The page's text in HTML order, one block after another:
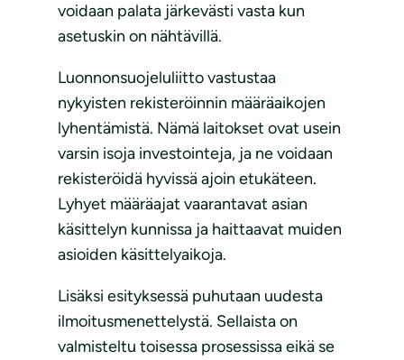
voidaan palata järkevästi vasta kun
asetuskin on nähtävillä.
Luonnonsuojeluliitto vastustaa
nykyisten rekisteröinnin määräaikojen
lyhentämistä. Nämä laitokset ovat usein
varsin isoja investointeja, ja ne voidaan
rekisteröidä hyvissä ajoin etukäteen.
Lyhyet määräajat vaarantavat asian
käsittelyn kunnissa ja haittaavat muiden
asioiden käsittelyaikoja.
Lisäksi esityksessä puhutaan uudesta
ilmoitusmenettelystä. Sellaista on
valmisteltu toisessa prosessissa eikä se